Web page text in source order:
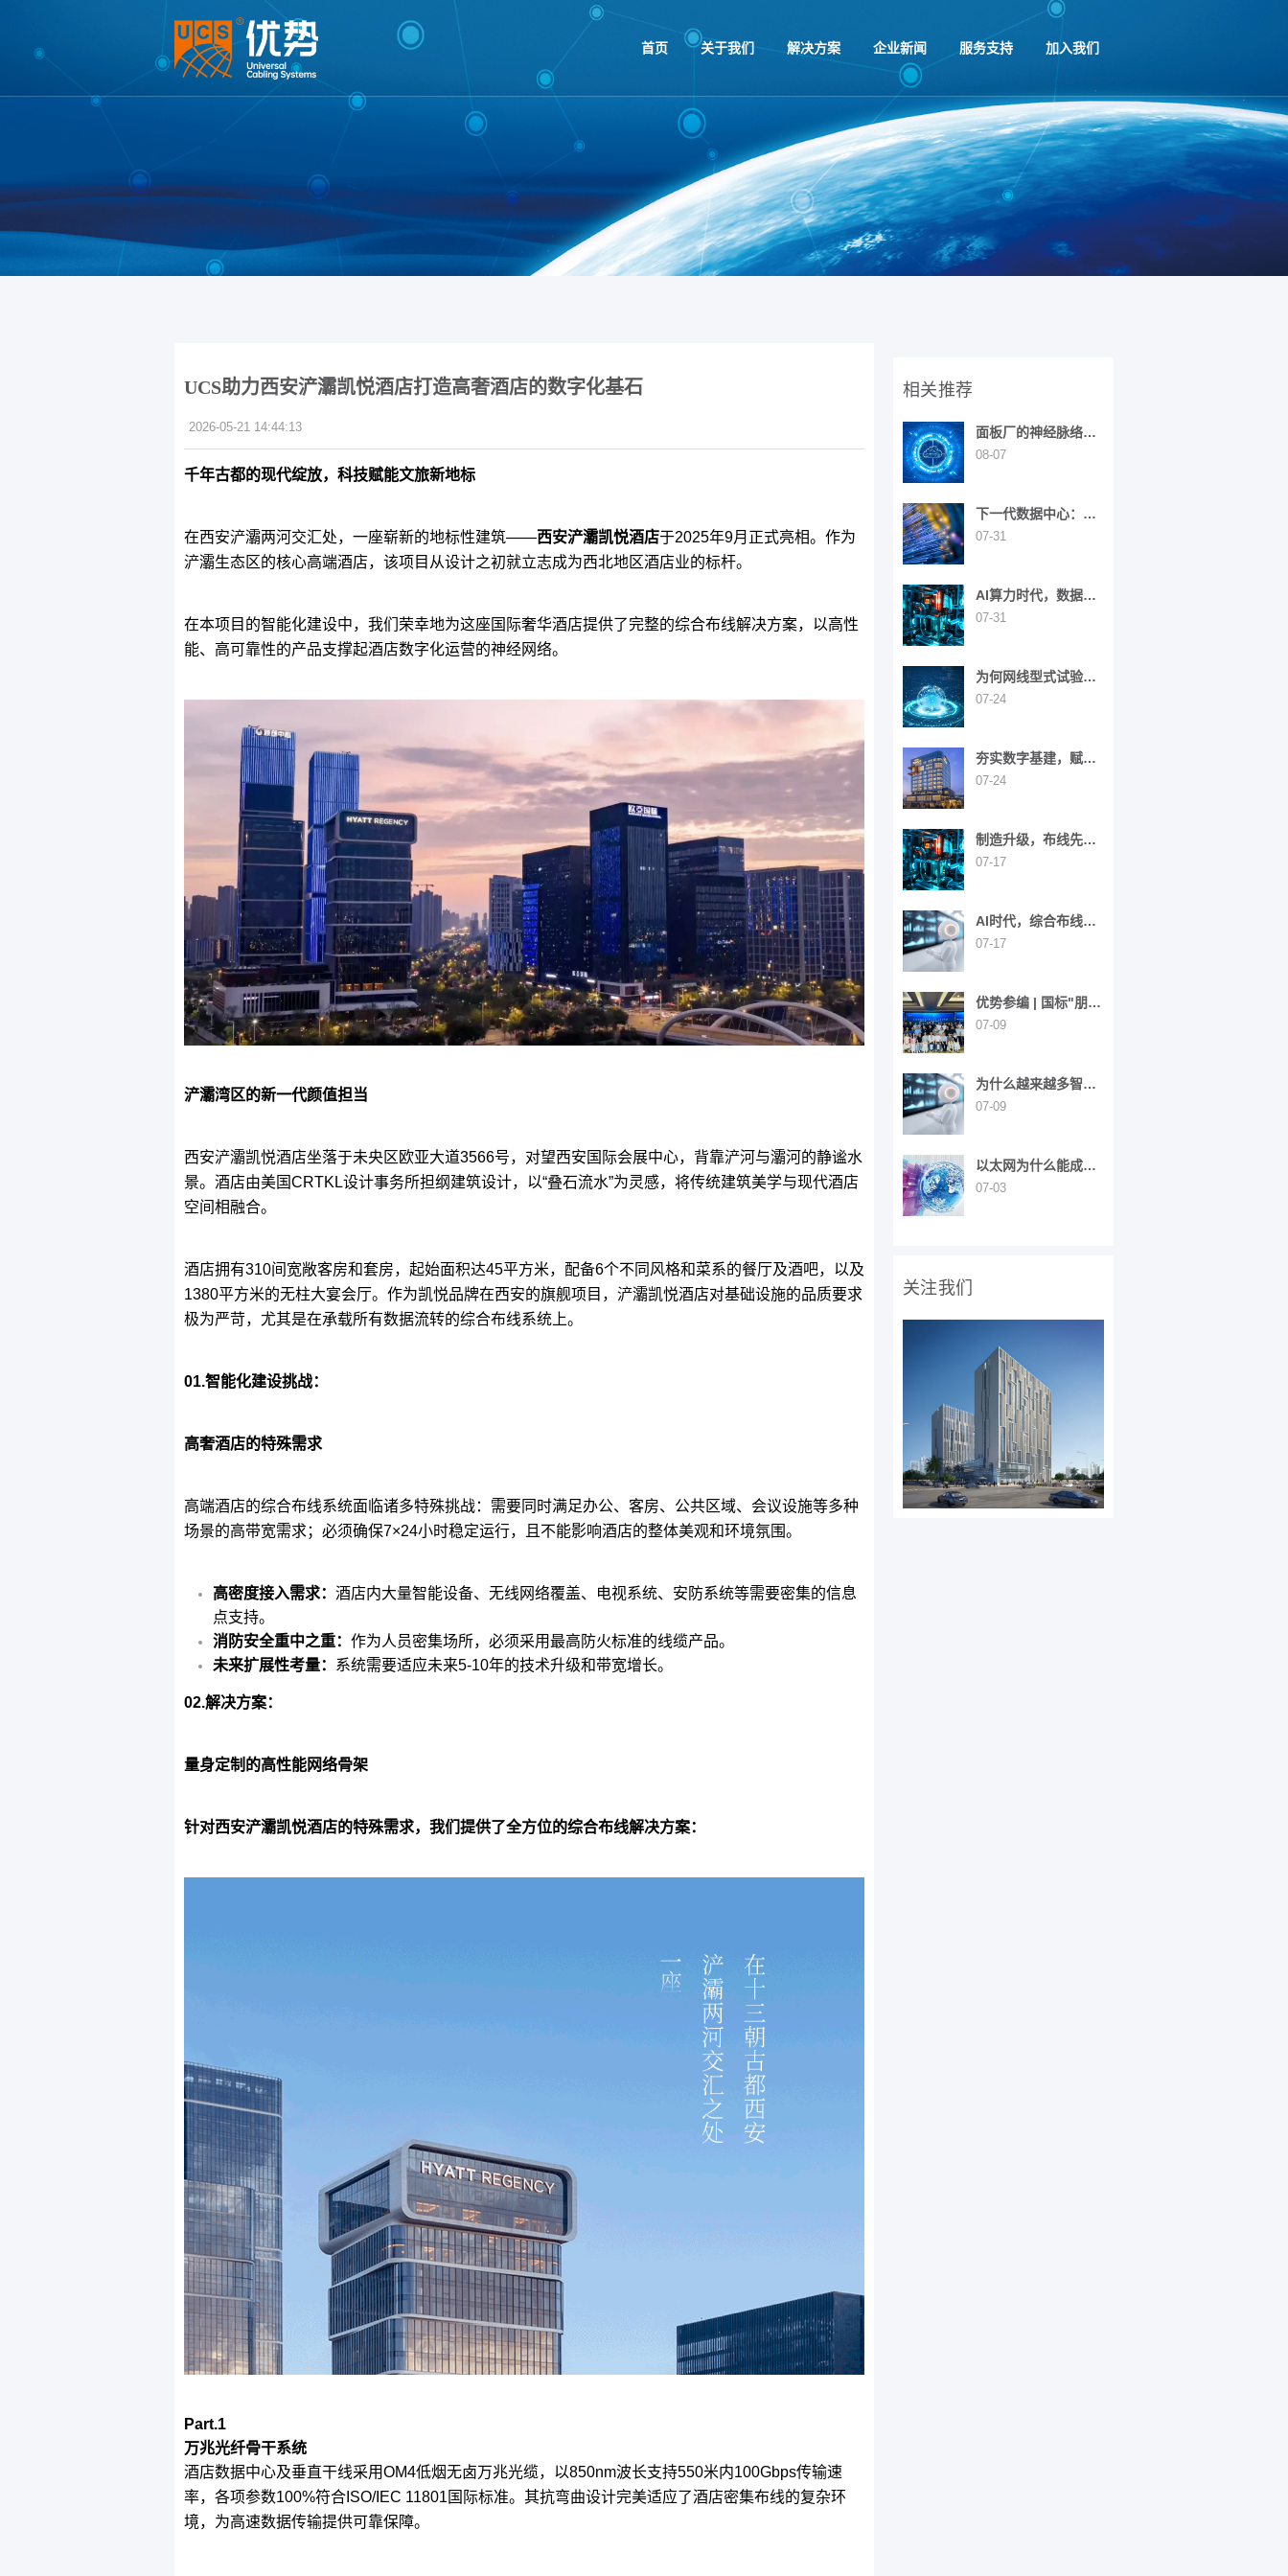
首页 关于我们 解决方案 企业新闻 服务支持 加入我们
UCS助力西安浐灞凯悦酒店打造高奢酒店的数字化基石
2026-05-21 14:44:13
千年古都的现代绽放，科技赋能文旅新地标
在西安浐灞两河交汇处，一座崭新的地标性建筑——西安浐灞凯悦酒店于2025年9月正式亮相。作为
浐灞生态区的核心高端酒店，该项目从设计之初就立志成为西北地区酒店业的标杆。
在本项目的智能化建设中，我们荣幸地为这座国际奢华酒店提供了完整的综合布线解决方案，以高性
能、高可靠性的产品支撑起酒店数字化运营的神经网络。
浐灞湾区的新一代颜值担当
西安浐灞凯悦酒店坐落于未央区欧亚大道3566号，对望西安国际会展中心，背靠浐河与灞河的静谧水
景。酒店由美国CRTKL设计事务所担纲建筑设计，以“叠石流水”为灵感，将传统建筑美学与现代酒店
空间相融合。
酒店拥有310间宽敞客房和套房，起始面积达45平方米，配备6个不同风格和菜系的餐厅及酒吧，以及
1380平方米的无柱大宴会厅。作为凯悦品牌在西安的旗舰项目，浐灞凯悦酒店对基础设施的品质要求
极为严苛，尤其是在承载所有数据流转的综合布线系统 上。
01.智能化建设挑战：
高奢酒店的特殊需求
高端酒店的综合布线系统面临诸多特殊挑战：需要同时满足办公、客房、公共区域、会议设施等多种
场景的高带宽需求；必须确保7×24小时稳定运行，且不能影响酒店的整体美观和环境氛围。
高密度接入需求： 酒店内大量智能设备、无线网络覆盖、电视系统、安防系统等需要密集的信息
点支持。
消防安全重中之重： 作为人员密集场所，必须采用最高防火标准的线缆产品。
未来扩展性考量： 系统需要适应未来5-10年的技术升级和带宽增长。
02.解决方案：
量身定制的高性能网络骨架
针对西安浐灞凯悦酒店的特殊需求，我们提供了全方位的综合布线解决方案：
Part.1
万兆光纤骨干系统
酒店数据中心及垂直干线采用OM4低烟无卤万兆光缆，以850nm波长支持550米内100Gbps传输速
率，各项参数100%符合 ISO/IEC 11801 国际标准。其抗弯曲设计完美适应了酒店密集布线的复杂环
境，为高速数据传输提供可靠保障。
相关推荐
面板厂的神经脉络：
综合布线在智能制造
08-07
下一代数据中心：构
筑未来数字经济的基
07-31
AI算力时代，数据中
心网络架构迎来全面
07-31
为何网线型式试验如
此重要？
07-24
夯实数字基建，赋能
智慧旅居——西安高
07-24
制造升级，布线先
行：智能工厂的“神经
07-17
AI时代，综合布线为
什么成了“建筑神经网
07-17
优势参编 | 国标"朋友
圈"持续扩大！UCS同
07-09
为什么越来越多智能
楼宇，开始重新做“布
07-09
以太网为什么能成为
全球网络通信的“共同
07-03
关注我们